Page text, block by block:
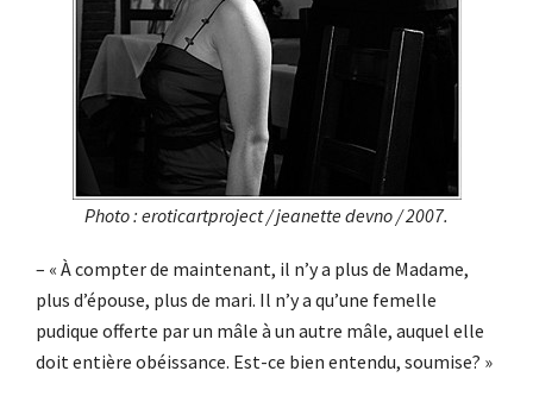
Photo : eroticartproject / jeanette devno / 2007.
– « À compter de maintenant, il n’y a plus de Madame,
plus d’épouse, plus de mari. Il n’y a qu’une femelle
pudique offerte par un mâle à un autre mâle, auquel elle
doit entière obéissance. Est-ce bien entendu, soumise? »